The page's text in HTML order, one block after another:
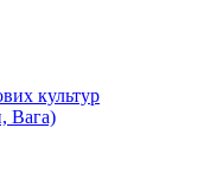
культур
Вага)